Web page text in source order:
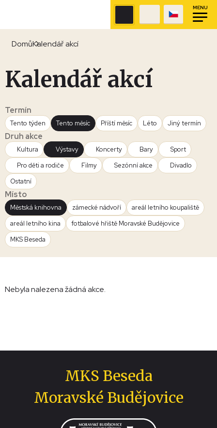
MENU
DomůKalendář akcí
Kalendář akcí
Termín
Tento týden Tento měsíc Příští měsíc Léto Jiný termín
Druh akce
Kultura Výstavy Koncerty Bary
Sport
Pro děti a rodiče
Filmy Sezónní akce
Divadlo
Ostatní
Místo
Městská knihovna zámecké nádvoří
areál letního koupaliště
areál letního kina
fotbalové hřiště Moravské Budějovice
MKS Beseda
Nebyla nalezena žádná akce.
MKS Beseda
Moravské Budějovice